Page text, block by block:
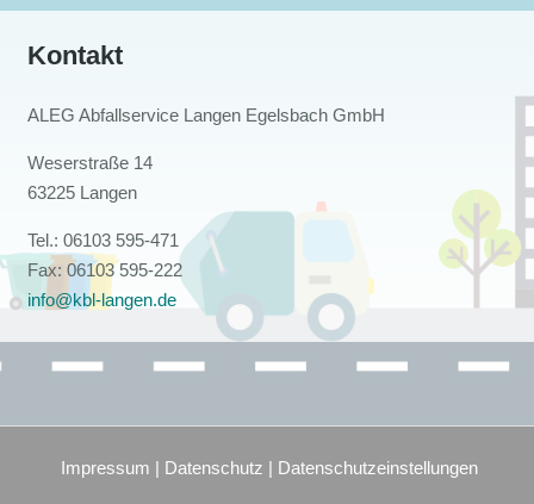
Kontakt
ALEG Abfallservice Langen Egelsbach GmbH
Weserstraße 14
63225 Langen
Tel.: 06103 595-471
Fax: 06103 595-222
info@kbl-langen.de
Impressum | Datenschutz | Datenschutzeinstellungen